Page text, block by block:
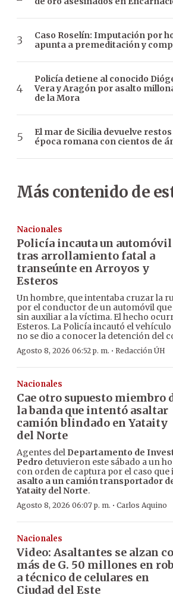
Caso Roselín: Imputación por
apunta a premeditación y
Policía detiene al conocido
Vera y Aragón por asalto
de la Mora
El mar de Sicilia devuelve
época romana con cientos de
Más contenido de
Nacionales
Policía incauta un automóvil
tras arrollamiento fatal a
transeúnte en Arroyos y
Esteros
Un hombre, que intentaba cruzar la
por el conductor de un automóvil
sin auxiliar a la víctima. El hecho
Esteros. La Policía incautó el
no se dio a conocer la detención del
Agosto 8, 2026 06:52 p. m. · Redacción ÚH
Nacionales
Cae otro supuesto miembro
la banda que intentó asaltar
camión blindado en Yataity
del Norte
Agentes del Departamento de
Pedro detuvieron este sábado a un
con orden de captura por el caso
asalto a un camión transportador
Yataity del Norte.
Agosto 8, 2026 06:07 p. m. · Carlos Aquino
Nacionales
Video: Asaltantes se alzan
más de G. 50 millones en
a técnico de celulares en
Ciudad del Este